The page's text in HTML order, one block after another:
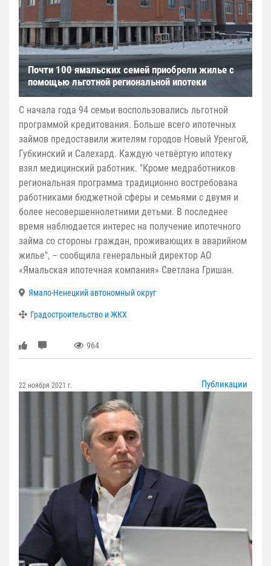
Почти 100 ямальских семей приобрели жилье с
помощью льготной региональной ипотеки
С начала года 94 семьи воспользовались льготной
программой кредитования. Больше всего ипотечных
займов предоставили жителям городов Новый Уренгой,
Губкинский и Салехард. Каждую четвёртую ипотеку
взял медицинский работник. "Кроме медработников
региональная программа традиционно востребована
работниками бюджетной сферы и семьями с двумя и
более несовершеннолетними детьми. В последнее
время наблюдается интерес на получение ипотечного
займа со стороны граждан, проживающих в аварийном
жилье", – сообщила генеральный директор АО
«Ямальская ипотечная компания» Светлана Гришан.
Ямало-Ненецкий автономный округ
Градостроительство и ЖКХ
964
22 ноября 2021 г. Публикации